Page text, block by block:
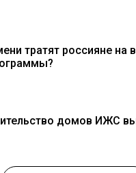
тратят россияне на
домов ИЖС